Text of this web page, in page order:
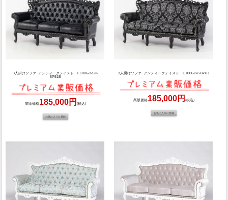
3人掛けソファ･アンティークテイスト E1006-3-SH-
8P51B
業販価格185,000円(税込)
3人掛けソファ･アンティークテイスト E1006-3-SH-8F1
業販価格185,000円 (税込)